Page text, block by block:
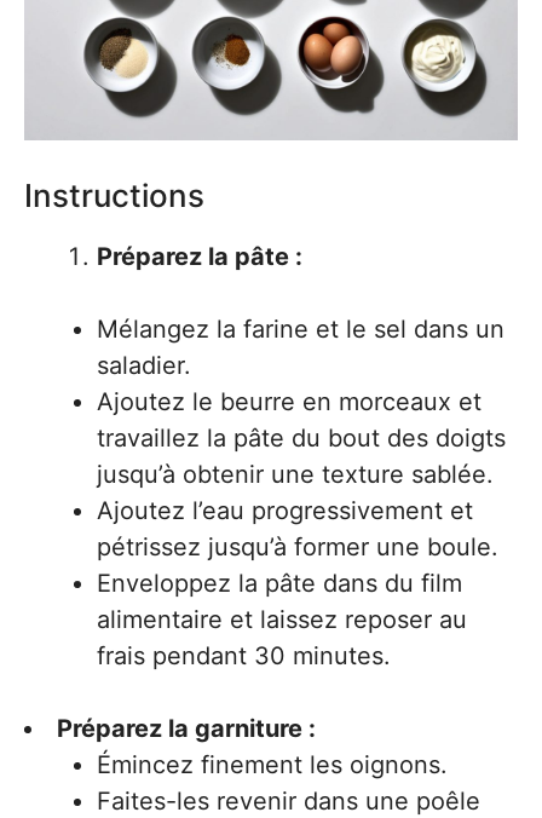
Instructions
Préparez la pâte :
Mélangez la farine et le sel dans un
saladier.
Ajoutez le beurre en morceaux et
travaillez la pâte du bout des doigts
jusqu’à obtenir une texture sablée.
Ajoutez l’eau progressivement et
pétrissez jusqu’à former une boule.
Enveloppez la pâte dans du film
alimentaire et laissez reposer au
frais pendant 30 minutes.
Préparez la garniture :
Émincez finement les oignons.
Faites-les revenir dans une poêle